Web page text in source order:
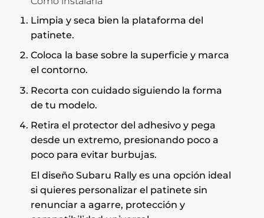
Limpia y seca bien la plataforma del
patinete.
Coloca la base sobre la superficie y marca
el contorno.
Recorta con cuidado siguiendo la forma
de tu modelo.
Retira el protector del adhesivo y pega
desde un extremo, presionando poco a
poco para evitar burbujas.
El diseño Subaru Rally es una opción ideal
si quieres personalizar el patinete sin
renunciar a agarre, protección y